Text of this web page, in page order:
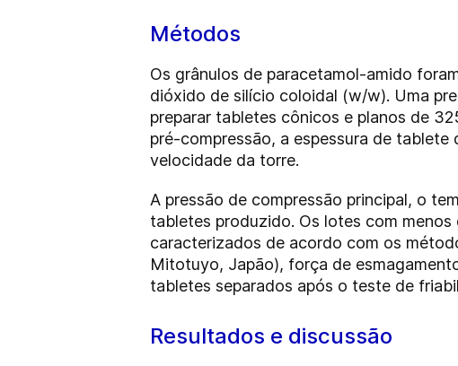
Métodos
Os grânulos de paracetamol-amido
dióxido de silício coloidal (w/w). Uma
preparar tabletes cônicos e planos de
pré-compressão, a espessura de
velocidade da torre.
A pressão de compressão principal, o
tabletes produzido. Os lotes com
caracterizados de acordo com os
Mitotuyo, Japão), força de
tabletes separados após o teste de
Resultados e discussão